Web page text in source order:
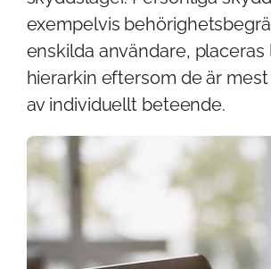
exempelvis
enskilda användare, placeras
hierarkin eftersom de är
av individuellt beteende.